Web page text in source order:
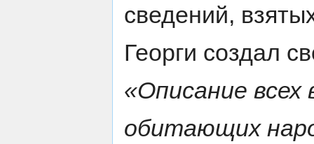
сведений,
Георги создал
«Описание всех
обитающих